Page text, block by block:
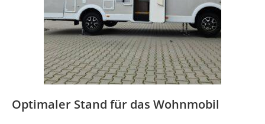
Optimaler Stand für das Wohnmobil